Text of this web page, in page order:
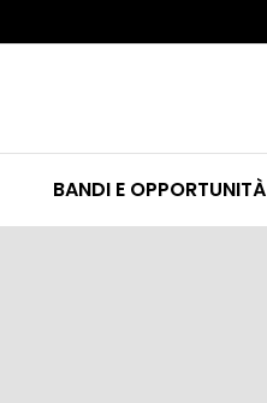
BANDI E OPPORTUNITÀ